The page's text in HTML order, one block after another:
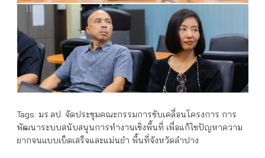
Tags: มร.ลป. จัดประชุมคณะกรรมการขับเคลื่อนโครงการ การ
พัฒนาระบบสนับสนุนการทำงานเชิงพื้นที่ เพื่อแก้ไขปัญหาความ
ยากจนแบบเบ็ดเสร็จและแม่นยำ พื้นที่จังหวัดลำปาง